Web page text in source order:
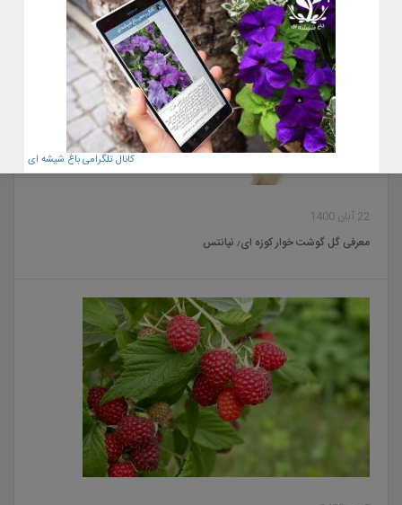
22 آبان 1400
معرفی گل گوشت خوار کوزه ای٫ نپانتس
کانال تلگرامی باغ شیشه ای